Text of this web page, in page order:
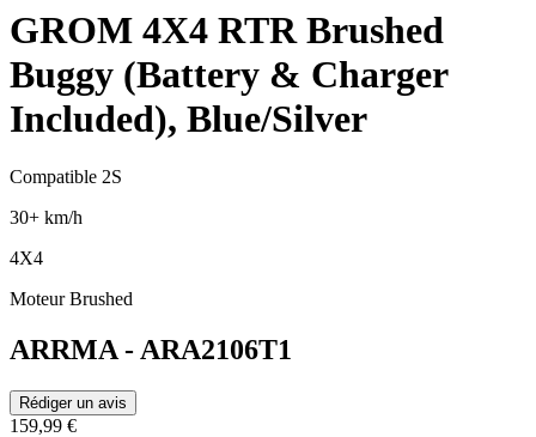
GROM 4X4 RTR Brushed
Buggy (Battery & Charger
Included), Blue/Silver
Compatible 2S
30+ km/h
4X4
Moteur Brushed
ARRMA - ARA2106T1
Rédiger un avis
159,99 €